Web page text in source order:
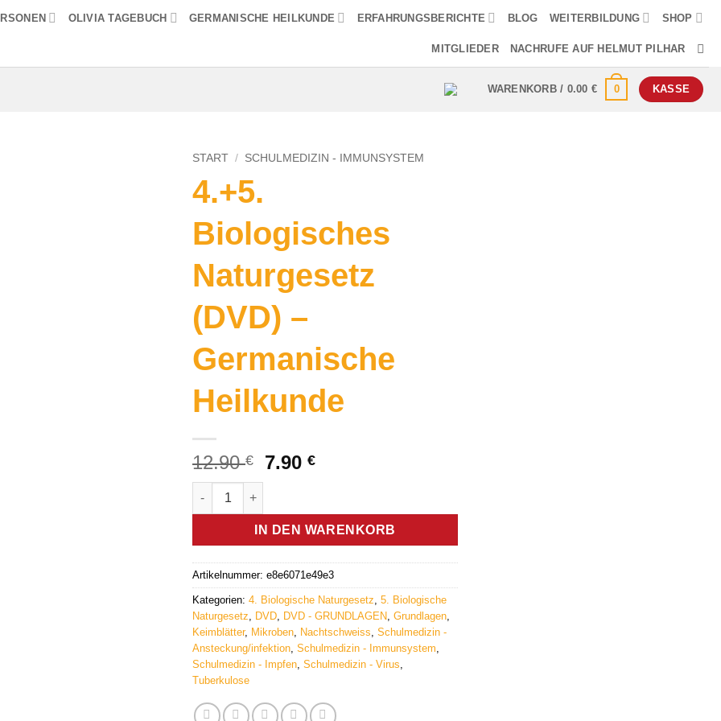
OLIVIA TAGEBUCH GERMANISCHE HEILKUNDE ERFAHRUNGSBERICHTE BLOG WEITERBILDUNG SHOP
MITGLIEDER NACHRUFE AUF HELMUT PILHAR
WARENKORB / 0.00 € 0 KASSE
START / SCHULMEDIZIN - IMMUNSYSTEM
4.+5.
Biologisches
Naturgesetz
(DVD) –
Germanische
Heilkunde
12.90€
Ursprünglicher
12.90 €
7.90€Aktueller
7.90 €.
4.+5. Biologisches Naturgesetz (DVD) - Germanische Heilkunde Menge
IN DEN WARENKORB
Artikelnummer: e8e6071e49e3
Kategorien: 4. Biologische Naturgesetz 5. Biologische
Naturgesetz
DVD DVD - GRUNDLAGEN Grundlagen
Keimblätter, Mikroben Nachtschweiss Schulmedizin -
Ansteckung/infektion Schulmedizin - Immunsystem
Schulmedizin - Impfen Schulmedizin - Virus
Tuberkulose